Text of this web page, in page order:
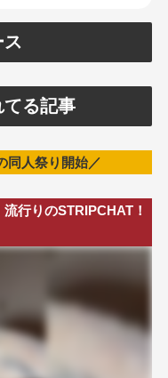
る記事
同人祭り開始／
行りのSTRIPCHAT！